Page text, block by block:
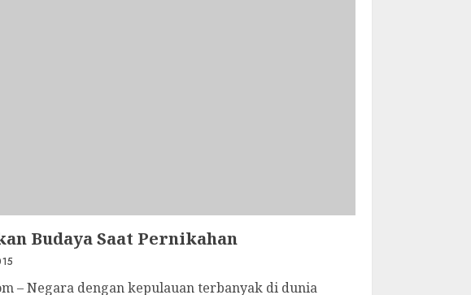
Budaya Saat Pernikahan
– Negara dengan kepulauan terbanyak di dunia